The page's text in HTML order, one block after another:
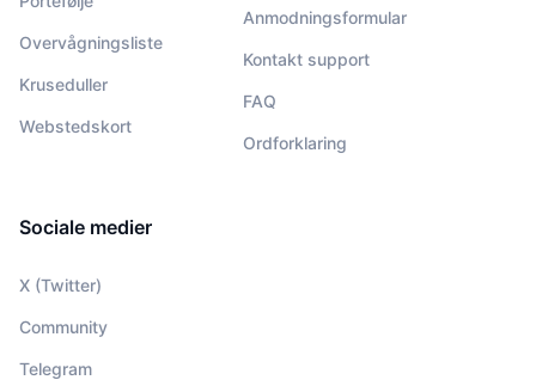
Overvågningsliste
Kruseduller
Webstedskort
Anmodningsformular
Kontakt support
FAQ
Ordforklaring
Sociale medier
X (Twitter)
Community
Telegram